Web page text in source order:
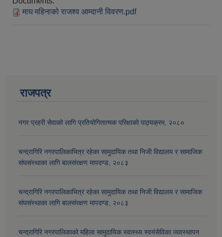
माघ महिनाको राजश्व आम्दानी विवरण.pdf
राजपत्र
नगर प्रहरी सेवाको लागि प्रतियोगितात्मक परिक्षाको पाठ्यक्रम, २०८०
चन्द्रागिरि नगरपालिकाभित्र रहेका सामुदायिक तथा निजी विद्यालय र सामाजिक
संघसंस्थाका लागि बालसंरक्षण मापदण्ड, २०८३
चन्द्रागिरि नगरपालिकाभित्र रहेका सामुदायिक तथा निजी विद्यालय र सामाजिक
संघसंस्थाका लागि बालसंरक्षण मापदण्ड, २०८३
चन्द्रागिरि नगरपालिकाको महिला सामुदायिक स्वास्थ्य स्वयंसेविका व्यवस्थापन